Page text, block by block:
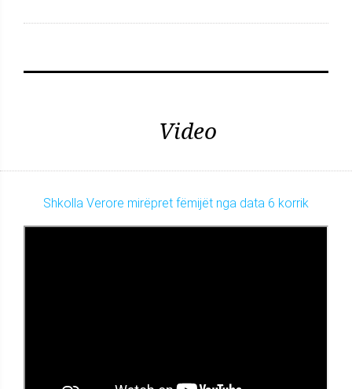
Video
Shkolla Verore mirëpret fëmijët nga data 6 korrik